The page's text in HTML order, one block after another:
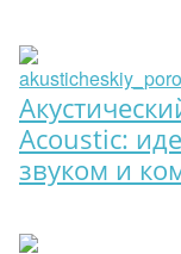
Acoustic:
звуком и